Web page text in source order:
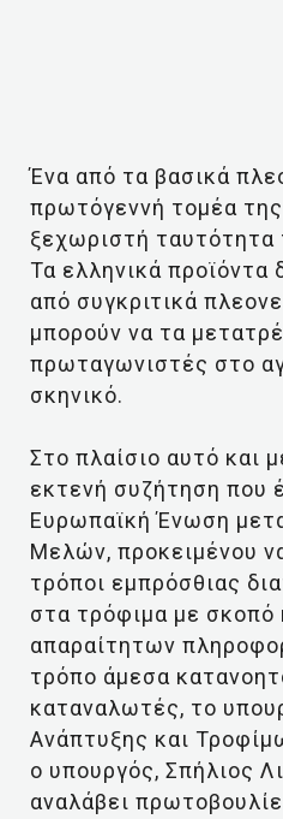
Ένα από τα βασικά
πρωτόγεννή τομέα
ξεχωριστή
Τα ελληνικά προϊόντα
από συγκριτικά
μπορούν να τα
πρωταγωνιστές στο
σκηνικό.
Στο πλαίσιο αυτό και
εκτενή συζήτηση που
Ευρωπαϊκή Ένωση
Μελών, προκειμένου
τρόποι εμπρόσθιας
στα τρόφιμα με
απαραίτητων
τρόπο άμεσα
καταναλωτές, το
Ανάπτυξης και
ο υπουργός, Σπήλιος
αναλάβει